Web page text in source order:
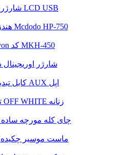
شارژر دیواری مدل LCD USB
هندزفری تایپ سی Mcdodo HP-750
هندزفری ivon کد MKH-450
شارژر اوریجینال
کابل تبدیل لایتنینگ به AUX اپل
تی شرت طرح OFF WHITE زنانه
چای کله مورچه ساده 450 گرمی بلوط
ماست موسیر چکیده 250 گرمی پگاه